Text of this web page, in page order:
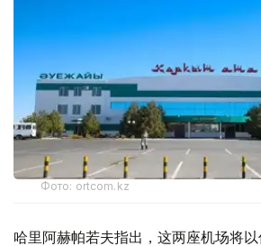
Фото: ortcom.kz
哈里阿赫帕若夫指出，这两座机场将以